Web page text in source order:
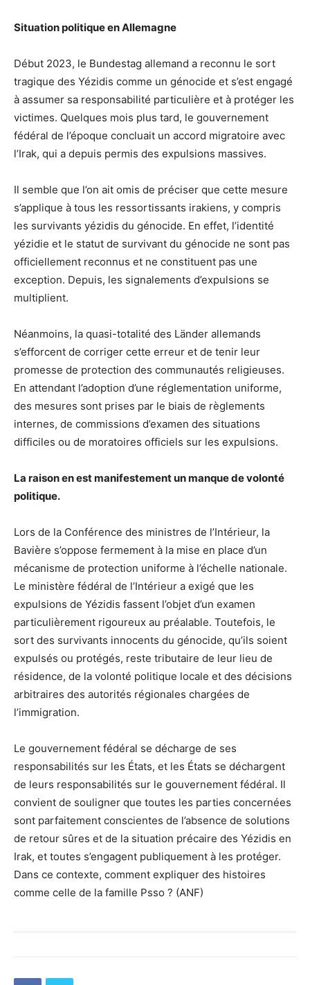
Situation politique en Allemagne
Début 2023, le Bundestag allemand a reconnu le sort
tragique des Yézidis comme un génocide et s’est engagé
à assumer sa responsabilité particulière et à protéger les
victimes. Quelques mois plus tard, le gouvernement
fédéral de l’époque concluait un accord migratoire avec
l’Irak, qui a depuis permis des expulsions massives.
Il semble que l’on ait omis de préciser que cette mesure
s’applique à tous les ressortissants irakiens, y compris
les survivants yézidis du génocide. En effet, l’identité
yézidie et le statut de survivant du génocide ne sont pas
officiellement reconnus et ne constituent pas une
exception. Depuis, les signalements d’expulsions se
multiplient.
Néanmoins, la quasi-totalité des Länder allemands
s’efforcent de corriger cette erreur et de tenir leur
promesse de protection des communautés religieuses.
En attendant l’adoption d’une réglementation uniforme,
des mesures sont prises par le biais de règlements
internes, de commissions d’examen des situations
difficiles ou de moratoires officiels sur les expulsions.
La raison en est manifestement un manque de volonté
politique.
Lors de la Conférence des ministres de l’Intérieur, la
Bavière s’oppose fermement à la mise en place d’un
mécanisme de protection uniforme à l’échelle nationale.
Le ministère fédéral de l’Intérieur a exigé que les
expulsions de Yézidis fassent l’objet d’un examen
particulièrement rigoureux au préalable. Toutefois, le
sort des survivants innocents du génocide, qu’ils soient
expulsés ou protégés, reste tributaire de leur lieu de
résidence, de la volonté politique locale et des décisions
arbitraires des autorités régionales chargées de
l’immigration.
Le gouvernement fédéral se décharge de ses
responsabilités sur les États, et les États se déchargent
de leurs responsabilités sur le gouvernement fédéral. Il
convient de souligner que toutes les parties concernées
sont parfaitement conscientes de l’absence de solutions
de retour sûres et de la situation précaire des Yézidis en
Irak, et toutes s’engagent publiquement à les protéger.
Dans ce contexte, comment expliquer des histoires
comme celle de la famille Psso ? (ANF)